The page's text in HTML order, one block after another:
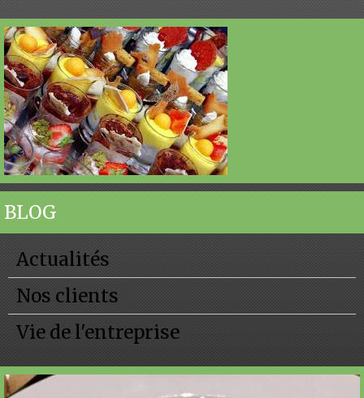
BLOG
Actualités
Nos clients
Vie de l'entreprise